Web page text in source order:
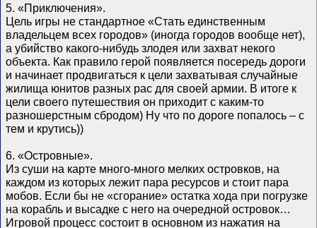
5. «Приключения».
Цель игры не стандартное «Стать единственным
владельцем всех городов» (иногда городов вообще нет),
а убийство какого-нибудь злодея или захват некого
объекта. Как правило герой появляется посередь дороги
и начинает продвигаться к цели захватывая случайные
жилища юнитов разных рас для своей армии. В итоге к
цели своего путешествия он приходит с каким-то
разношерстным сбродом) Ну что по дороге попалось – с
тем и крутись))
6. «Островные».
Из суши на карте много-много мелких островков, на
каждом из которых лежит пара ресурсов и стоит пара
мобов. Если бы не «сгорание» остатка хода при погрузке
на корабль и высадке с него на очередной островок…
Игровой процесс состоит в основном из нажатия на